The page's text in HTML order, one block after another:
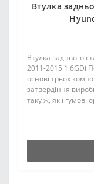
Втулка
Втулка заднього
2011-2015 1.6GDi
основі трьох
затвердіння
таку ж, як і гумові